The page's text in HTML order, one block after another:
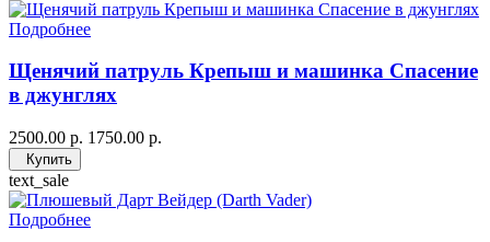
Подробнее
Щенячий патруль Крепыш и машинка Спасение
в джунглях
2500.00 р. 1750.00 р.
Купить
text_sale
Подробнее